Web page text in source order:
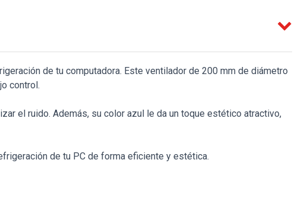
de tu computadora. Este ventilador de 200 mm de diámetro
control.
el ruido. Además, su color azul le da un toque estético atractivo,
de tu PC de forma eficiente y estética.